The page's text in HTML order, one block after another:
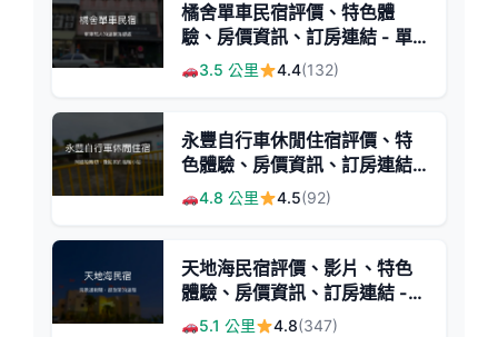
橘舍單車民宿評價、特色體
驗、房價資訊、訂房連結 - 單
車友善與親切服務
3.5 公里 4.4(132)
永豐自行車休閒住宿評價、特
色體驗、房價資訊、訂房連結 -
溫馨親切的阿嬤風情
4.8 公里 4.5(92)
天地海民宿評價、影片、特色
體驗、房價資訊、訂房連結 -
海景悠閒度假首選
5.1 公里 4.8(347)